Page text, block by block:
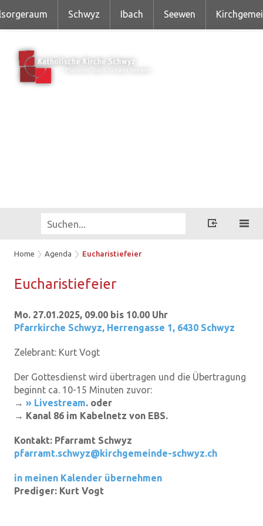
Schwyz Ibach Seewen
Home Agenda Eucharistiefeier
Eu­cha­ris­tie­fei­er
Mo. 27.01.2025, 09.00 bis 10.00 Uhr
Pfarrkirche Schwyz, Herrengasse 1, 6430 Schwyz
Zelebrant: Kurt Vogt
Der Gottesdienst wird übertragen und die Übertragung
beginnt ca. 10-15 Minuten zuvor:
→ » Livestream. oder
→ Kanal 86 im Kabelnetz von EBS.
Kontakt: Pfarramt Schwyz
pfarramt.schwyz@kirchgemeinde-schwyz.ch
in meinen Kalender übernehmen
Prediger: Kurt Vogt